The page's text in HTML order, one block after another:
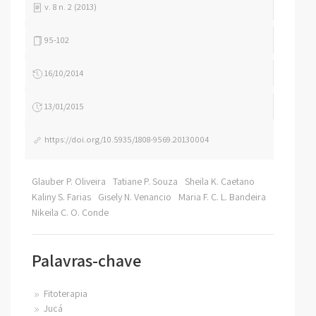
v. 8 n. 2 (2013)
95-102
16/10/2014
13/01/2015
https://doi.org/10.5935/1808-9569.20130004
Glauber P. Oliveira Tatiane P. Souza
Sheila K. Caetano
Kaliny S. Farias
Gisely N. Venancio
Maria F. C. L. Bandeira
Nikeila C. O. Conde
Palavras-chave
Fitoterapia
Jucá